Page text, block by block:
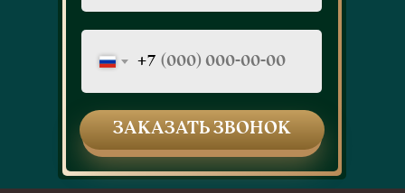
ЗАКАЗАТЬ ЗВОНОК
ЗАКАЗАТЬ ЗВОНОК
+7